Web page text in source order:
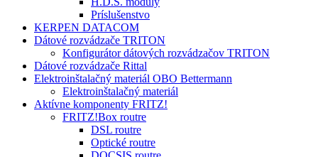
Príslušenstvo
KERPEN DATACOM
Dátové rozvádzače TRITON
Konfigurátor dátových rozvádzačov TRITON
Dátové rozvádzače Rittal
Elektroinštalačný materiál OBO Bettermann
Elektroinštalačný materiál
Aktívne komponenty FRITZ!
FRITZ!Box routre
DSL routre
Optické routre